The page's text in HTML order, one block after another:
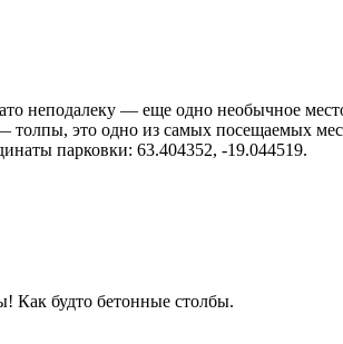
неподалеку — еще одно необычное
толпы, это одно из самых посещаемых
парковки: 63.404352, -19.044519.
Как будто бетонные столбы.